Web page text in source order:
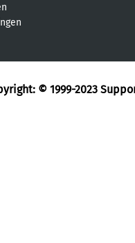
© 1999-2023